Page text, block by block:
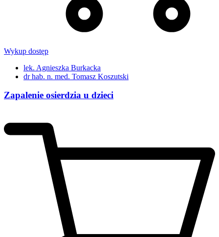
Wykup dostęp
lek. Agnieszka Burkacka
dr hab. n. med. Tomasz Koszutski
Zapalenie osierdzia u dzieci